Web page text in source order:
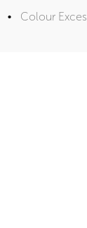
• Colour